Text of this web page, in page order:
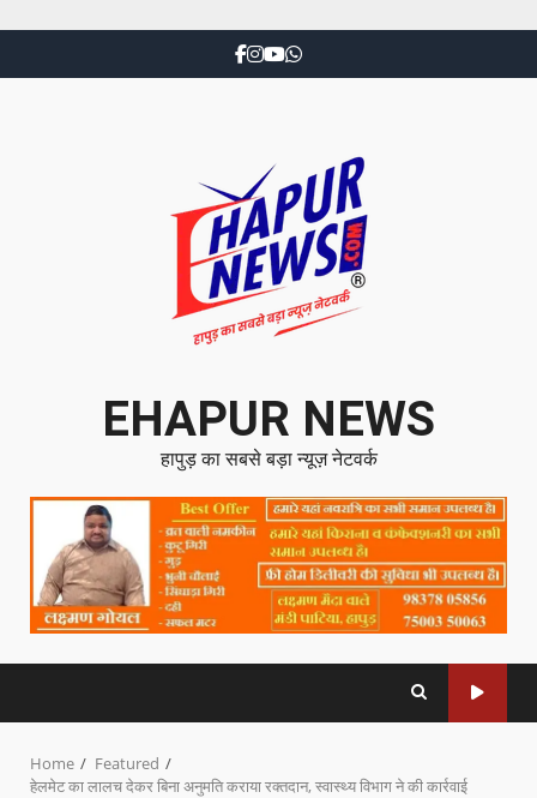
EHAPUR NEWS
हापुड़ का सबसे बड़ा न्यूज़ नेटवर्क
Home
Featured
हेलमेट का लालच देकर बिना अनुमति कराया रक्तदान, स्वास्थ्य विभाग ने की कार्रवाई